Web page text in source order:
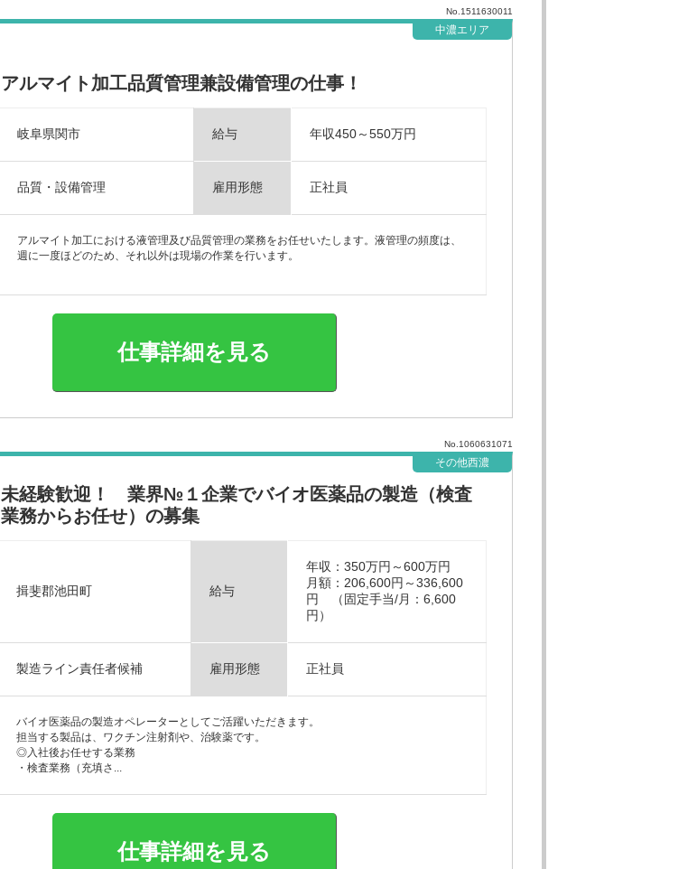
No.1511630011
中濃エリア
アルマイト加工品質管理兼設備管理の仕事！
岐阜県関市 給与 年収450～550万円
品質・設備管理 雇用形態 正社員
アルマイト加工における液管理及び品質管理の業務をお任せいたします。液管理の頻度は、
週に一度ほどのため、それ以外は現場の作業を行います。
仕事詳細を見る
No.1060631071
その他西濃
未経験歓迎！ 業界№１企業でバイオ医薬品の製造（検査
業務からお任せ）の募集
揖斐郡池田町 給与
年収：350万円～600万円
月額：206,600円～336,600
円 （固定手当/月：6,600
円）
製造ライン責任者候補 雇用形態 正社員
バイオ医薬品の製造オペレーターとしてご活躍いただきます。
担当する製品は、ワクチン注射剤や、治験薬です。
◎入社後お任せする業務
・検査業務（充填さ...
仕事詳細を見る